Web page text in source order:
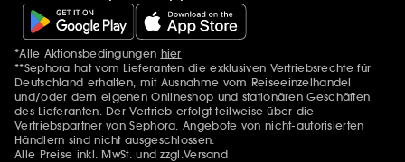
Zusätzlich Erwähnungen
*Alle Aktionsbedingungen hier
**Sephora hat vom Lieferanten die exklusiven Vertriebsrechte für
Deutschland erhalten, mit Ausnahme vom Reiseeinzelhandel
und/oder dem eigenen Onlineshop und stationären Geschäften
des Lieferanten. Der Vertrieb erfolgt teilweise über die
Vertriebspartner von Sephora. Angebote von nicht-autorisierten
Händlern sind nicht ausgeschlossen.
Alle Preise inkl. MwSt. und zzgl.Versand